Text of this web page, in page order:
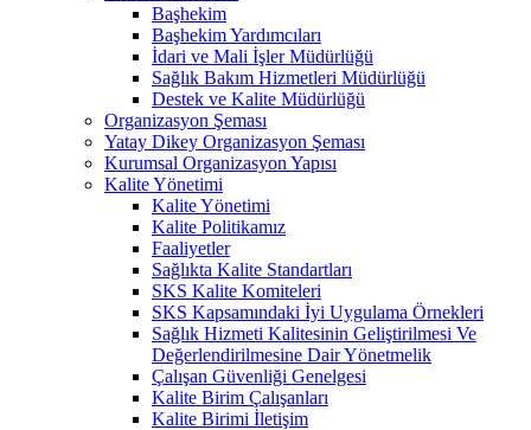
Başhekim
Başhekim Yardımcıları
İdari ve Mali İşler Müdürlüğü
Sağlık Bakım Hizmetleri Müdürlüğü
Destek ve Kalite Müdürlüğü
Organizasyon Şeması
Yatay Dikey Organizasyon Şeması
Kurumsal Organizasyon Yapısı
Kalite Yönetimi
Kalite Yönetimi
Kalite Politikamız
Faaliyetler
Sağlıkta Kalite Standartları
SKS Kalite Komiteleri
SKS Kapsamındaki İyi Uygulama Örnekleri
Sağlık Hizmeti Kalitesinin Geliştirilmesi Ve
Değerlendirilmesine Dair Yönetmelik
Çalışan Güvenliği Genelgesi
Kalite Birim Çalışanları
Kalite Birimi İletişim